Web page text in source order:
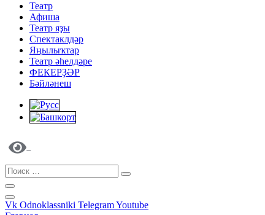
Театр
Афиша
Театр яҙы
Спектаклдәр
Яңылыҡтар
Театр әһелдәре
ФЕКЕРҘӘР
Бәйләнеш
Vk Odnoklassniki TelegramYoutube